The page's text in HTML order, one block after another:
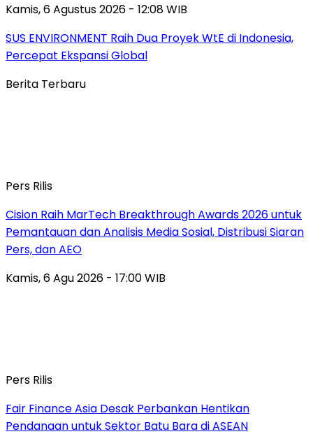
Kamis, 6 Agustus 2026 - 12:08 WIB
SUS ENVIRONMENT Raih Dua Proyek WtE di Indonesia,
Percepat Ekspansi Global
Berita Terbaru
Pers Rilis
Cision Raih MarTech Breakthrough Awards 2026 untuk
Pemantauan dan Analisis Media Sosial, Distribusi Siaran
Pers, dan AEO
Kamis, 6 Agu 2026 - 17:00 WIB
Pers Rilis
Fair Finance Asia Desak Perbankan Hentikan
Pendanaan untuk Sektor Batu Bara di ASEAN